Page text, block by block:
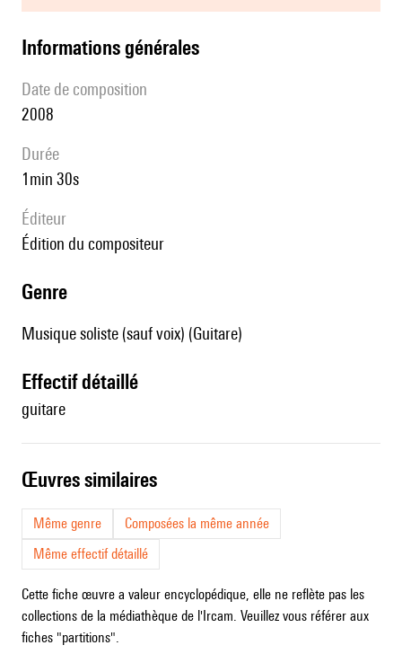
informations générales
date de composition
2008
durée
1min 30s
éditeur
édition du compositeur
genre
Musique soliste (sauf voix) (Guitare)
effectif détaillé
guitare
œuvres similaires
Même genre
Composées la même année
Même effectif détaillé
Cette fiche œuvre a valeur encyclopédique, elle ne reflète pas les
collections de la médiathèque de l'Ircam. Veuillez vous référer aux
fiches "partitions".